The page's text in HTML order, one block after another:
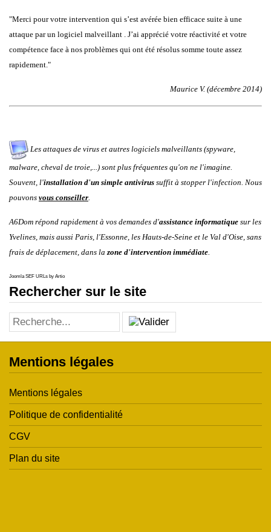
"Merci pour votre intervention qui s’est avérée bien efficace suite à une
attaque par un logiciel malveillant . J’ai apprécié votre réactivité et votre
compétence face à nos problèmes qui ont été résolus somme toute assez
rapidement."
Maurice V. (décembre 2014)
Les attaques de virus et autres logiciels malveillants (spyware,
malware, cheval de troie,...) sont plus fréquentes qu'on ne l'imagine.
Souvent, l'installation d'un simple antivirus suffit à stopper l'infection. Nous
pouvons vous conseiller.
A6Dom répond rapidement à vos demandes d'assistance informatique sur les
Yvelines, mais aussi Paris, l'Essonne, les Hauts-de-Seine et le Val d'Oise, sans
frais de déplacement, dans lazone d'intervention immédiate.
Joomla SEF URLs by Artio
Rechercher sur le site
Mentions légales
Mentions légales
Politique de confidentialité
CGV
Plan du site